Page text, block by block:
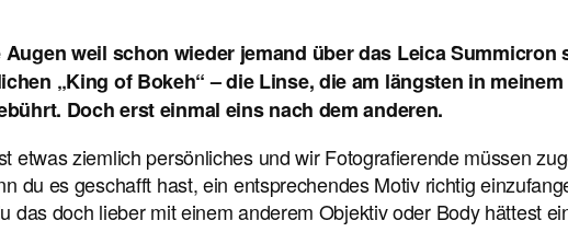
weil schon wieder jemand über das Leica
„King of Bokeh“ – die Linse, die am längsten in
Doch erst einmal eins nach dem anderen.
etwas ziemlich persönliches und wir Fotografierende müssen
du es geschafft hast, ein entsprechendes Motiv richtig
das doch lieber mit einem anderem Objektiv oder Body hättest